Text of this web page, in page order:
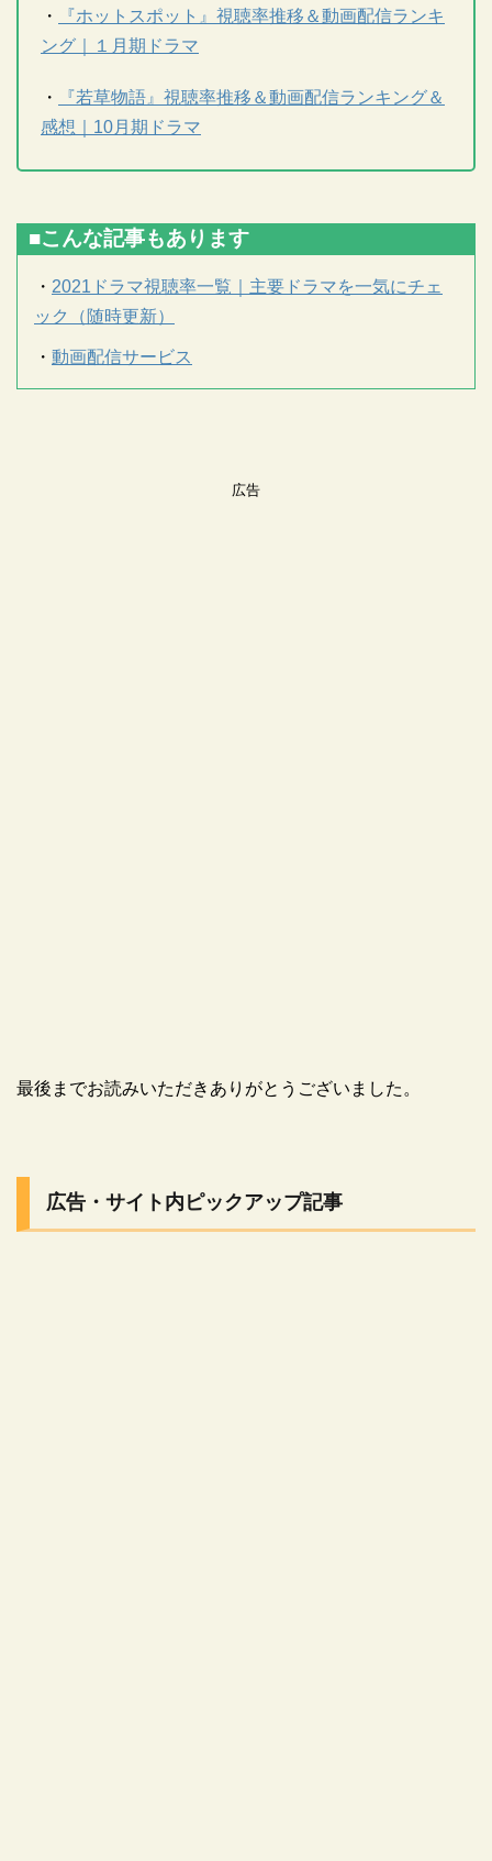
・
『ホットスポット』視聴率推移＆動画配信ランキ
ング｜１月期ドラマ
・
『若草物語』視聴率推移＆動画配信ランキング＆
感想｜10月期ドラマ
■こんな記事もあります
・ 2021ドラマ視聴率一覧｜主要ドラマを一気にチェ
ック（随時更新）
・ 動画配信サービス
広告
最後までお読みいただきありがとうございました。
広告・サイト内ピックアップ記事